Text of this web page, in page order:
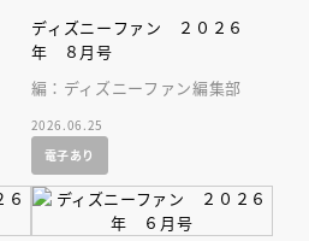
ディズニーファン ２０２６
年 ８月号
編：ディズニーファン編集部
2026.06.25
電子あり